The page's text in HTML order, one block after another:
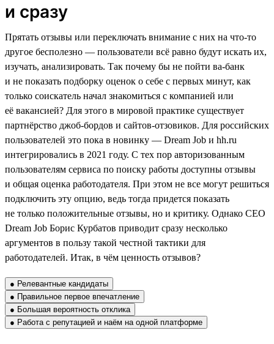
и сразу
Прятать отзывы или переключать внимание с них на что-то
другое бесполезно — пользователи всё равно будут искать их,
изучать, анализировать. Так почему бы не пойти ва-банк
и не показать подборку оценок о себе с первых минут, как
только соискатель начал знакомиться с компанией или
её вакансией? Для этого в мировой практике существует
партнёрство джоб-бордов и сайтов-отзовиков. Для российских
пользователей это пока в новинку — Dream Job и hh.ru
интегрировались в 2021 году. С тех пор авторизованным
пользователям сервиса по поиску работы доступны отзывы
и общая оценка работодателя. При этом не все могут решиться
подключить эту опцию, ведь тогда придется показать
не только положительные отзывы, но и критику. Однако CEO
Dream Job Борис Курбатов приводит сразу несколько
аргументов в пользу такой честной тактики для
работодателей. Итак, в чём ценность отзывов?
● Релевантные кандидаты
● Правильное первое впечатление
● Большая вероятность отклика
● Работа с репутацией и наём на одной платформе